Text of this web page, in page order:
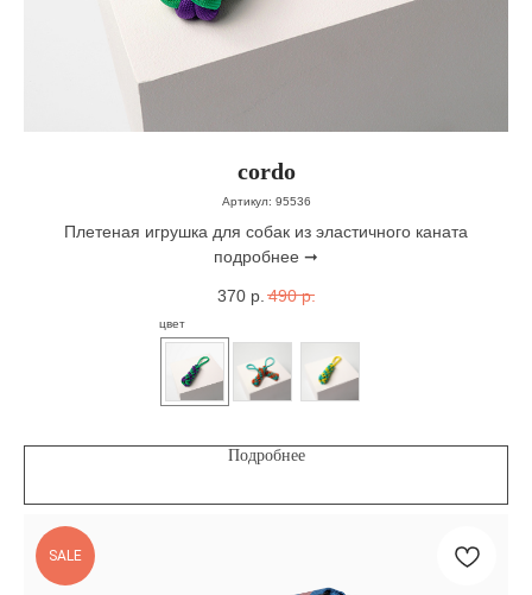
cordo
Артикул: 95536
Плетеная игрушка для собак из эластичного каната
подробнее ➞
370 р. 490 р.
цвет
Подробнее
SALE